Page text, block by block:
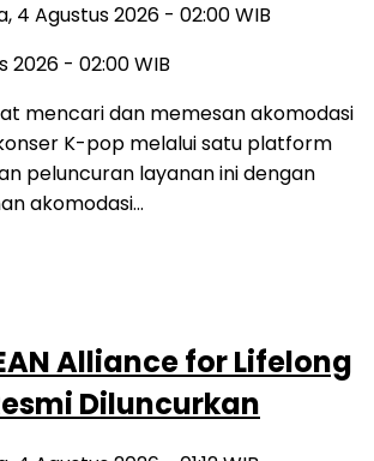
4 Agustus 2026 - 02:00 WIB
2026 - 02:00 WIB
mencari dan memesan akomodasi
K-pop melalui satu platform
peluncuran layanan ini dengan
akomodasi…
Alliance for Lifelong
Diluncurkan